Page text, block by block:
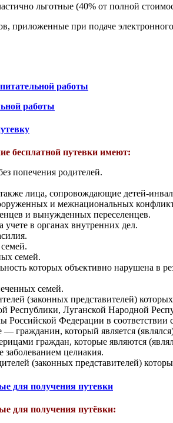
льготные (40% от полной
приложенные при подаче
работы
работы
бесплатной путевки имеют:
попечения родителей.
лица, сопровождающие детей-
и межнациональных
и вынужденных переселенцев.
учете в органах внутренних дел.
семей.
которых объективно нарушена в
семей.
(законных представителей)
Республики, Луганской Народной
Федерации в соответствии
— гражданин, который является
граждан, которые являются
заболеванием целиакия.
(законных представителей)
для получения путевки
для получения путёвки: